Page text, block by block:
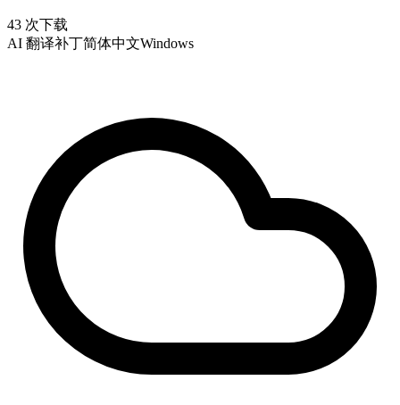
43 次下载
AI 翻译补丁简体中文Windows